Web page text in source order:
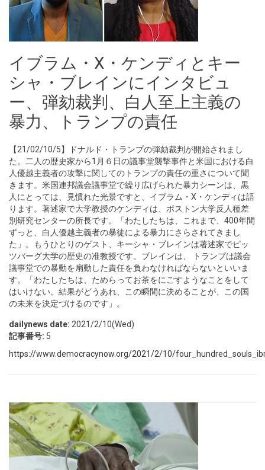
イブラム・X・ケンディとキー
シャ・ブレインにインタビュ
ー、弾劾裁判、白人至上主義の
暴力、トランプの責任
【21/02/10/5】ドナルド・トランプの弾劾裁判が開始されまし
た。二人の歴史家から1月６日の議事堂襲撃事件と米国における白
人優越主義者の攻撃に関してのトランプの責任の重さについて聞
きます。米国連邦議会議事堂で繰り広げられた暴力シーンは、黒
人にとっては、見慣れた光景ですと、イブラム・X・ケンディは語
ります。著述家で大学教授のケンディは、ボストン大学反人種差
別研究センターの所長です。「わたしたちは、これまで、400年間
ずっと、白人優越主義者の暴徒による暴力にさらされてきまし
た」。もうひとりのゲスト、キーシャ・ブレインは著述家でピッ
ツバーグ大学の歴史の准教授です。ブレインは、 トランプは議会
議事堂での暴動を扇動した責任を負わなければならないといいま
す。「わたしたちは、ためらってお茶をにごすようなことをして
はいけない。結果がどうあれ、この瞬間に決めることが、この国
の未来を決定づけるのです」。
dailynews date: 2021/2/10(Wed)
記事番号: 5
https://www.democracynow.org/2021/2/10/